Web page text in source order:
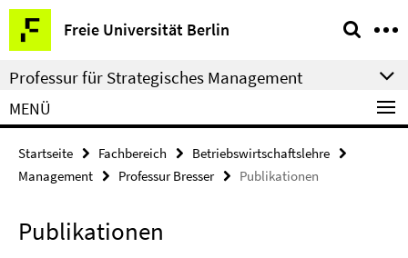
Springe
direkt
zu
Inhalt
Freie Universität Berlin
Service-
Navigation
Professur für Strategisches Management
MENÜ
Startseite Fachbereich
Betriebswirtschaftslehre
Management
Professur Bresser Publikationen
Publikationen